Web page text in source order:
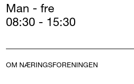
Man - fre
08:30 - 15:30
OM NÆRINGSFORENINGEN